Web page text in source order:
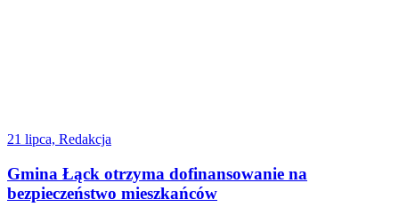
21 lipca, Redakcja
Gmina Łąck otrzyma dofinansowanie na
bezpieczeństwo mieszkańców